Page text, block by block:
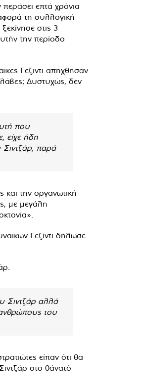
επτά χρόνια
τη συλλογική
στις 3
την περίοδο
Γεζίντι απήχθησαν
Δυστυχώς, δεν
που
είχε ήδη
Σιντζάρ, παρά
την οργανωτική
με μεγάλη
Γεζίντι δήλωσε
Σιντζάρ αλλά
του
είπαν ότι θα
στο θάνατό